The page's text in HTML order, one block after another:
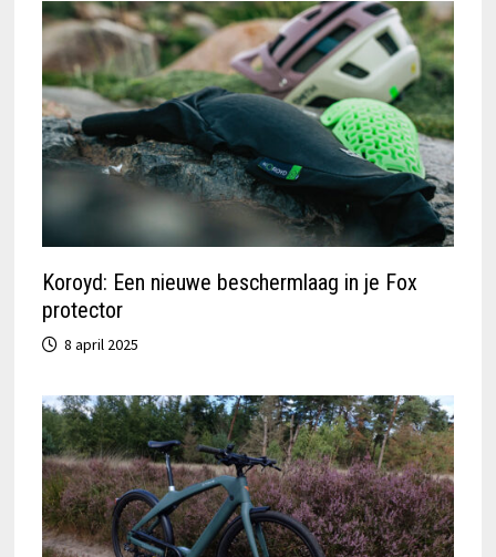
Koroyd: Een nieuwe beschermlaag in je Fox
protector
8 april 2025